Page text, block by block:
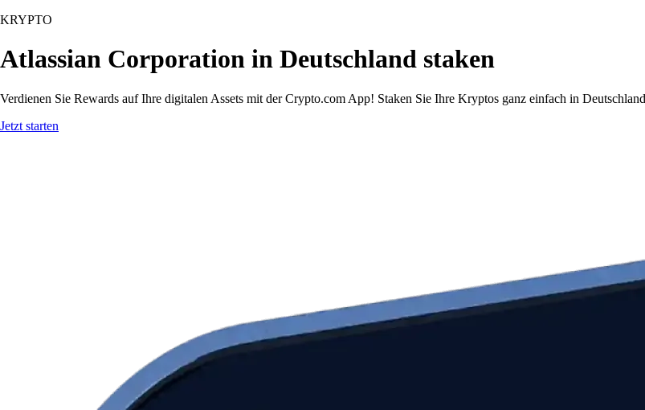
KRYPTO
Atlassian Corporation in Deutschland staken
Verdienen Sie Rewards auf Ihre digitalen Assets mit der Crypto.com App! Staken Sie Ihre Kryptos ganz einfach in
Jetzt starten